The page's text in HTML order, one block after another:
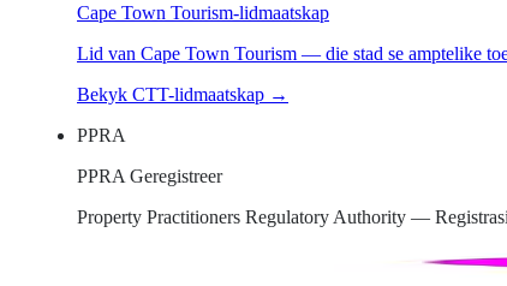
Cape Town Tourism-lidmaatskap
Lid van Cape Town Tourism — die stad se amptelike
Bekyk CTT-lidmaatskap →
PPRA
PPRA Geregistreer
Property Practitioners Regulatory Authority —
graderingsraad van Suid-Afrika — Woonstelhotel-